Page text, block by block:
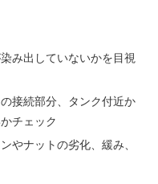
み出していないかを目視
接続部分、タンク付近か
チェック
やナットの劣化、緩み、